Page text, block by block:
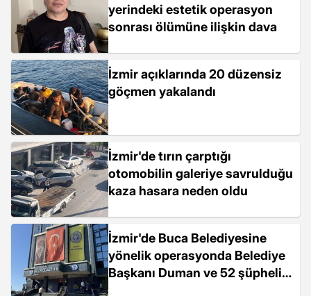
yerindeki estetik operasyon
sonrası ölümüne ilişkin dava
İzmir açıklarında 20 düzensiz
göçmen yakalandı
İzmir'de tırın çarptığı
otomobilin galeriye savrulduğu
kaza hasara neden oldu
İzmir'de Buca Belediyesine
yönelik operasyonda Belediye
Başkanı Duman ve 52 şüpheli